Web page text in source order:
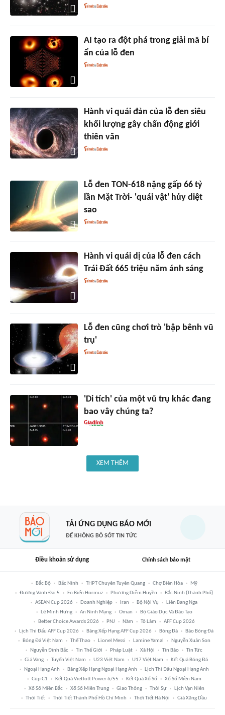
AI tạo ra đột phá trong giải mã bí
ẩn của lỗ đen
Hành vi quái đản của lỗ đen siêu
khối lượng gây chấn động giới
thiên văn
Lỗ đen TON-618 nặng gấp 66 tỷ
lần Mặt Trời- 'quái vật' hủy diệt
sao
Hành vi quái dị của lỗ đen cách
Trái Đất 665 triệu năm ánh sáng
Lỗ đen cũng chơi trò 'bập bênh vũ
trụ'
'Di tích' của một vũ trụ khác đang
bao vây chúng ta?
XEM THÊM
TẢI ỨNG DỤNG BÁO MỚI
ĐỂ KHÔNG BỎ SÓT TIN TỨC
Điều khoản sử dụng Chính sách bảo mật
Bắc Bộ Bắc Ninh THPT Chuyên Tuyên Quang Chợ Biên Hòa
Mỹ
Đường Vành Đai 5
Eo Biển Hormuz Phương Diễm Huyền
Bắc Ninh (thành Phố)
ASEAN Cup 2026
Doanh Nghiệp Iran Bộ Nội Vụ
Liên Bang Nga
Lê Minh Hưng
An Ninh Mạng Oman
Bộ Giáo Dục Và Đào Tạo
Better Choice Awards 2026
PNJ Năm Tô Lâm
AFF Cup 2026
Lịch Thi Đấu AFF Cup 2026
Bảng Xếp Hạng AFF Cup 2026 Bóng Đá
Báo Bóng Đá
Bóng Đá Việt Nam
Thể Thao Lionel Messi Lamine Yamal
Nguyễn Xuân Son
Nguyễn Đình Bắc
Tin Thế Giới Pháp Luật Xã Hội Tin Bão
Tin Tức
Giá Vàng
Tuyển Việt Nam U23 Việt Nam U17 Việt Nam
Kết Quả Bóng Đá
Ngoại Hạng Anh
Bảng Xếp Hạng Ngoại Hạng Anh
Lịch Thi Đấu Ngoại Hạng Anh
Cúp C1
Kết Quả Vietlott Power 6/55 Kết Quả Xổ Số
Xổ Số Miền Nam
Xổ Số Miền Bắc
Xổ Số Miền Trung Giao Thông Thời Sự
Lịch Vạn Niên
Thời Tiết
Thời Tiết Thành Phố Hồ Chí Minh Thời Tiết Hà Nội Giá Xăng Dầu